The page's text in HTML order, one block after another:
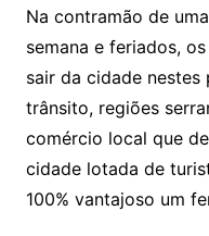
Na contramão de
semana e feriados,
sair da cidade nestes
trânsito, regiões
comércio local que
cidade lotada de
100% vantajoso um